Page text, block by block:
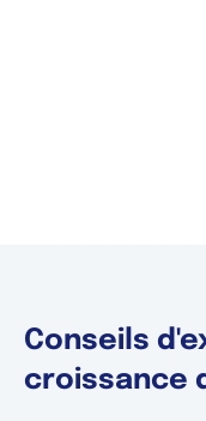
Conseils
croissance